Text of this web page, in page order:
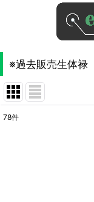
※過去販売生体禄
78件